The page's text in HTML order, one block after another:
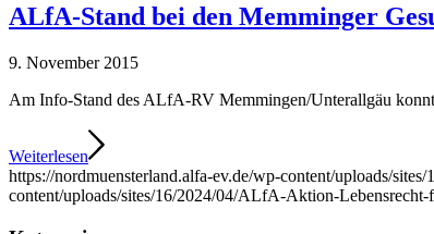
ALfA-Stand bei den Memminger
9. November 2015
Am Info-Stand des ALfA-RV Memmingen/Unterallgäu
Weiterlesen
https://nordmuensterland.alfa-ev.de/wp-content/uploads/
content/uploads/sites/16/2024/04/ALfA-Aktion-